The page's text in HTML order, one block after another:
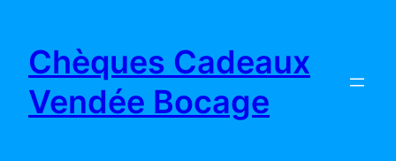
contenu
Chèques Cadeaux
Vendée Bocage